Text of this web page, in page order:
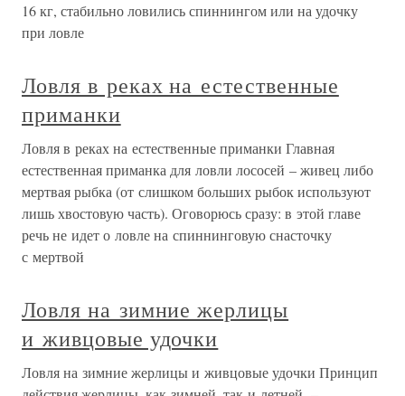
16 кг, стабильно ловились спиннингом или на удочку
при ловле
Ловля в реках на естественные
приманки
Ловля в реках на естественные приманки Главная
естественная приманка для ловли лососей – живец либо
мертвая рыбка (от слишком больших рыбок используют
лишь хвостовую часть). Оговорюсь сразу: в этой главе
речь не идет о ловле на спиннинговую снасточку
с мертвой
Ловля на зимние жерлицы
и живцовые удочки
Ловля на зимние жерлицы и живцовые удочки Принцип